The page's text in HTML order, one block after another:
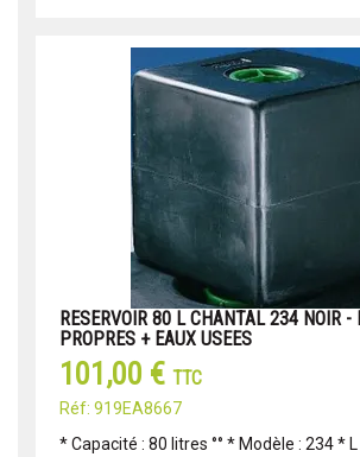
RESERVOIR 80 L CHANTAL 234 NOIR -
PROPRES + EAUX USEES
101,00 € TTC
Réf: 919EA8667
* Capacité : 80 litres °° * Modèle : 234 *